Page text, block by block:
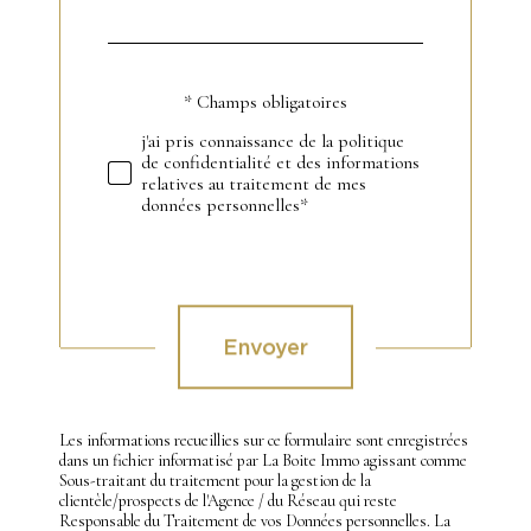
défaut
Validation
* Champs obligatoires
j'ai pris connaissance de la politique
de confidentialité et des informations
relatives au traitement de mes
données personnelles*
Envoyer
Les informations recueillies sur ce formulaire sont enregistrées
dans un fichier informatisé par La Boite Immo agissant comme
Sous-traitant du traitement pour la gestion de la
clientèle/prospects de l'Agence / du Réseau qui reste
Responsable du Traitement de vos Données personnelles. La